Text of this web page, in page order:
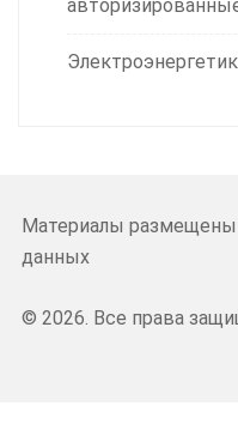
Материалы размещены
данных
© 2026. Все права